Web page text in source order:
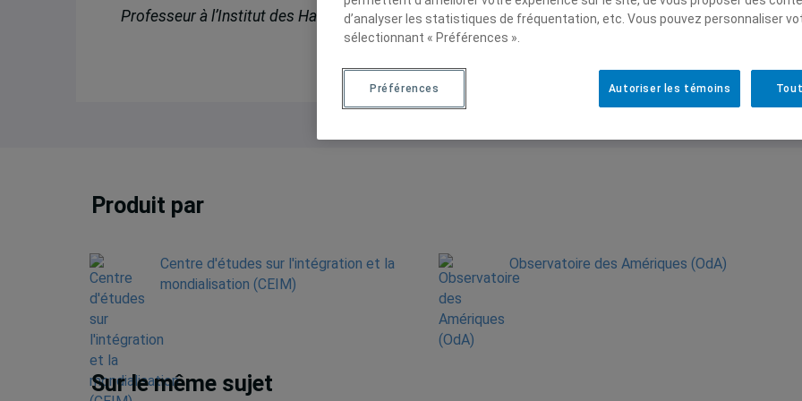
Professeur à l’Institut des Hautes études de l’Amérique latine (IHEAL)
Produit par
Centre d'études sur l'intégration et la
mondialisation (CEIM)
Observatoire des Amériques (OdA)
Sur le même sujet
d’analyser les statistiques de fréquentation, etc. Vous pouvez personnaliser
sélectionnant « Préférences ».
Autoriser les témoins
Préférences